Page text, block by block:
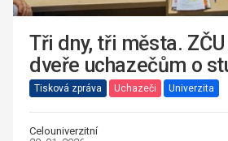
Tři dny, tři města.
dveře uchazečům o
Tisková zpráva Uchazeči Univerzita
Celouniverzitní